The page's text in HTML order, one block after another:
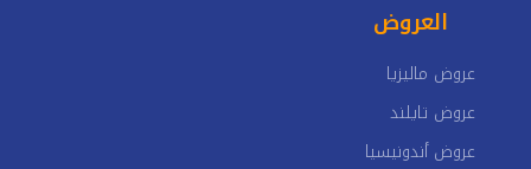
العروض
عروض ماليزيا
عروض تايلند
عروض أندونيسيا